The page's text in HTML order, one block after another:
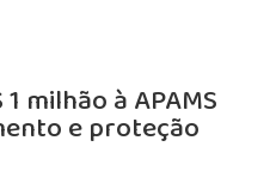
milhão à APAMS
e proteção